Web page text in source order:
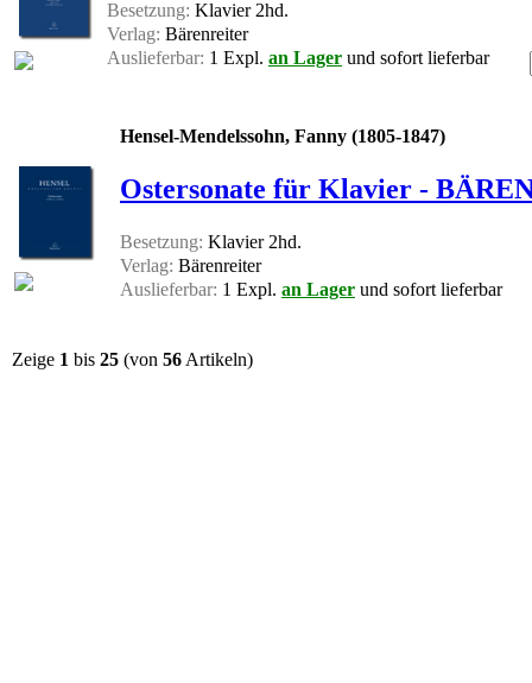
Besetzung: Klavier 2hd.
Verlag: Bärenreiter
Auslieferbar: 1 Expl. an Lager und sofort lieferbar
Hensel-Mendelssohn, Fanny (1805-1847)
Ostersonate für Klavier -
Besetzung: Klavier 2hd.
Verlag: Bärenreiter
Auslieferbar: 1 Expl. an Lager und sofort lieferbar
Zeige 1 bis 25 (von 56Artikeln)